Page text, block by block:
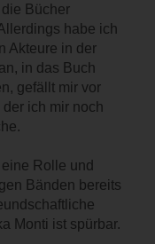
Bücher
habe ich
Akteure in der
in das Buch
gefällt mir vor
ich mir noch
Rolle und
Bänden bereits
Monti ist spürbar.